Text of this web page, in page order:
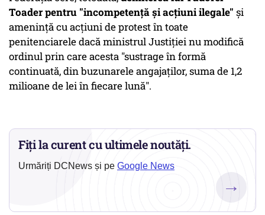
Toader pentru "incompetenţă şi acţiuni ilegale" şi
ameninţă cu acţiuni de protest în toate
penitenciarele dacă ministrul Justiţiei nu modifică
ordinul prin care acesta "sustrage în formă
continuată, din buzunarele angajaţilor, suma de 1,2
milioane de lei în fiecare lună".
Fiți la curent cu ultimele noutăți.
Urmăriți DCNews și pe Google News
→